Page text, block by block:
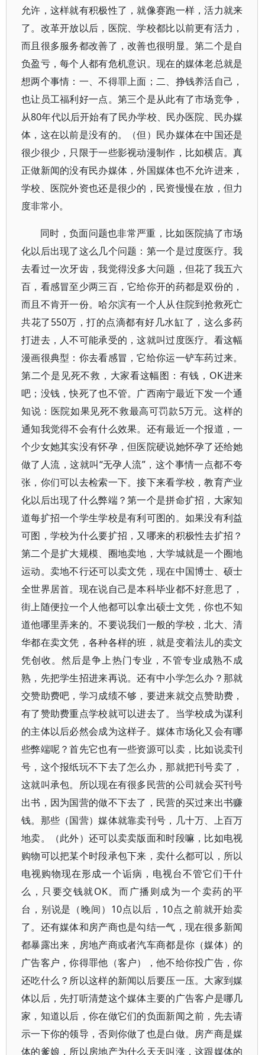
允许，这样就有积极性了，就像赛跑一样，活力就来
了。改革开放以后，医院、学校都比以前更有活力，
而且很多服务都改善了，改善也很明显。第二个是自
负盈亏，每个人都有危机意识。现在的媒体老总就是
想两个事情：一、不得罪上面；二、挣钱养活自己，
也让员工福利好一点。第三个是从此有了市场竞争，
从80年代以后开始有了民办学校、民办医院、民办媒
体，这在以前是没有的。（但）民办媒体在中国还是
很少很少，只限于一些影视动漫制作，比如横店。真
正做新闻的没有民办媒体，外国媒体也不允许进来，
学校、医院外资也还是很少的，民资慢慢在放，但力
度非常小。
同时，负面问题也非常严重，比如医院搞了市场
化以后出现了这么几个问题：第一个是过度医疗。我
去看过一次牙齿，我觉得没多大问题，但花了我五六
百，看感冒至少两三百，它给你开的药都是双份的，
而且不肯开一份。哈尔滨有一个人从住院到抢救死亡
共花了550万，打的点滴都有好几水缸了，这么多药
打进去，人不可能承受的，这就叫过度医疗。看这幅
漫画很典型：你去看感冒，它给你运一铲车药过来。
第二个是见死不救，大家看这幅图：有钱，OK进来
吧；没钱，快死了也不管。广西南宁最近下发一个通
知说：医院如果见死不救最高可罚款5万元。这样的
通知我觉得不会有什么效果。还有最近一个报道，一
个少女她其实没有怀孕，但医院硬说她怀孕了还给她
做了人流，这就叫“无孕人流”，这个事情一点都不夸
张，你们可以去检索一下。接下来看学校，教育产业
化以后出现了什么弊端？第一个是拼命扩招，大家知
道每扩招一个学生学校是有利可图的。如果没有利益
可图，学校为什么要扩招，又哪来的积极性去扩招？
第二个是扩大规模、圈地卖地，大学城就是一个圈地
运动。卖地不行还可以卖文凭，现在中国博士、硕士
全世界居首。现在说自己是本科毕业都不好意思了，
街上随便拉一个人他都可以拿出硕士文凭，你也不知
道他哪里弄来的。不要说我们一般的学校，北大、清
华都在卖文凭，各种各样的班，就是变着法儿的卖文
凭创收。然后是争上热门专业，不管专业成熟不成
熟，先把学生招进来再说。还有中小学怎么办？那就
交赞助费吧，学习成绩不够，要进来就交点赞助费，
有了赞助费重点学校就可以进去了。当学校成为谋利
的主体以后必然会成为这样子。媒体市场化又会有哪
些弊端呢？首先它也有一些资源可以卖，比如说卖刊
号，这个报纸玩不下去了怎么办，那就把刊号卖了，
这就叫承包。所以现在有很多民营的公司就会买刊号
出书，因为国营的做不下去了，民营的买过来出书赚
钱。那些（国营）媒体就靠卖刊号，几十万、上百万
地卖。（此外）还可以卖卖版面和时段嘛，比如电视
购物可以把某个时段承包下来，卖什么都可以，所以
电视购物现在形成一个诟病，电视台不管它们干什
么，只要交钱就OK。而广播则成为一个卖药的平
台，别说是（晚间）10点以后，10点之前就开始卖
了。还有媒体和房产商也是勾结一气，现在很多新闻
都暴露出来，房地产商或者汽车商都是你（媒体）的
广告客户，你得罪他（客户），他不给你投广告，你
还吃什么？所以这样的新闻以后要压一压。大家到媒
体以后，先打听清楚这个媒体主要的广告客户是哪几
家，知道以后，你在做它们的负面新闻之前，先去请
示一下你的领导，否则你做了也是白做。房产商是媒
体的爹娘，所以房地产为什么天天叫涨，这跟媒体的